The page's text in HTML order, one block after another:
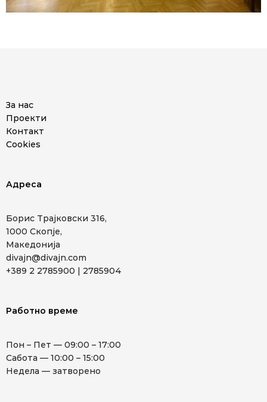
За нас
Проекти
Контакт
Cookies
Адреса
Борис Трајковски 316,
1000 Скопје,
Македонија
divajn@divajn.com
+389 2 2785900 | 2785904
Работно време
Пон – Пет — 09:00 – 17:00
Сабота — 10:00 – 15:00
Недела — затворено